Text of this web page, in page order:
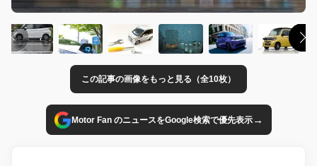
この記事の画像をもっと見る（全10枚）
Motor Fan のニュースをGoogle検索で優先表示→